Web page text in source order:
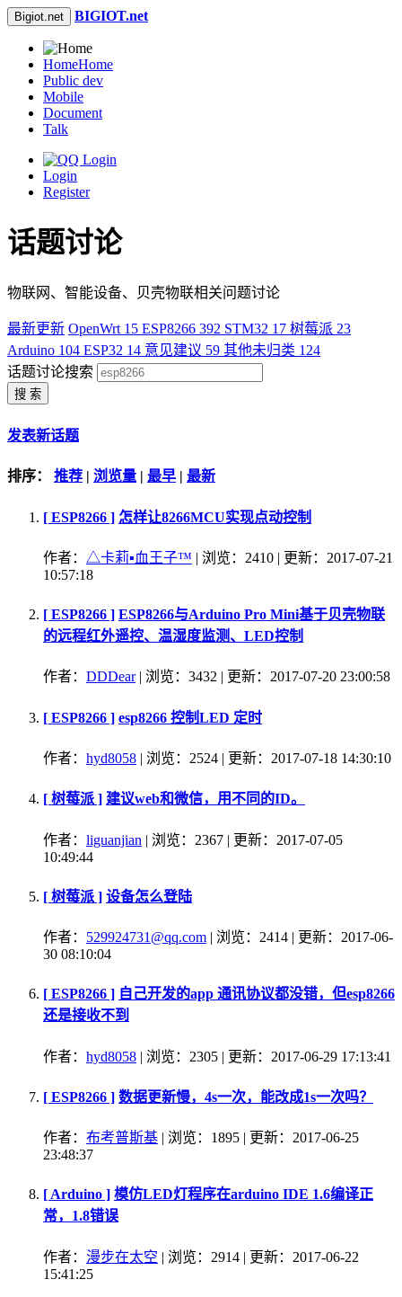
Bigiot.net BIGIOT.net
HomeHome
Public dev
Mobile
Document
Talk
Login
Register
话题讨论
物联网、智能设备、贝壳物联相关问题讨论
最新更新 OpenWrt 15 ESP8266 392 STM32 17 树莓派 23
Arduino 104 ESP32 14 意见建议 59 其他未归类 124
话题讨论搜索
搜 索
发表新话题
排序： 推荐 | 浏览量 | 最早 | 最新
[ ESP8266 ] 怎样让8266MCU实现点动控制
作者： △卡莉▪血王子™ | 浏览：2410 | 更新：2017-07-21
10:57:18
[ ESP8266 ] ESP8266与Arduino Pro Mini基于贝壳物联
的远程红外遥控、温湿度监测、LED控制
作者： DDDear| 浏览：3432 | 更新：2017-07-20 23:00:58
[ ESP8266 ] esp8266 控制LED 定时
作者： hyd8058 | 浏览：2524 | 更新：2017-07-18 14:30:10
[ 树莓派 ] 建议web和微信，用不同的ID。
作者： liguanjian | 浏览：2367 | 更新：2017-07-05
10:49:44
[ 树莓派 ] 设备怎么登陆
作者： 529924731@qq.com | 浏览：2414 | 更新：2017-06-
30 08:10:04
[ ESP8266 ] 自己开发的app 通讯协议都没错，但esp8266
还是接收不到
作者： hyd8058 | 浏览：2305 | 更新：2017-06-29 17:13:41
[ ESP8266 ] 数据更新慢，4s一次，能改成1s一次吗？
作者： 布考普斯基 | 浏览：1895 | 更新：2017-06-25
23:48:37
[ Arduino ] 模仿LED灯程序在arduino IDE 1.6编译正
常，1.8错误
作者： 漫步在太空 | 浏览：2914 | 更新：2017-06-22
15:41:25